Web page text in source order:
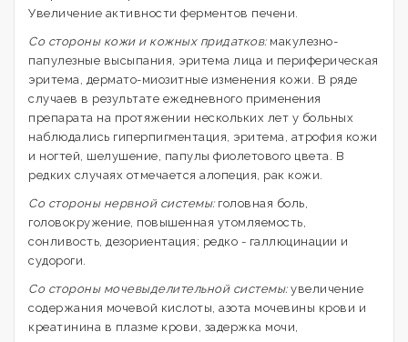
Увеличение активности ферментов печени.
Со стороны кожи и кожных придатков: макулезно-
папулезные высыпания, эритема лица и периферическая
эритема, дермато-миозитные изменения кожи. В ряде
случаев в результате ежедневного применения
препарата на протяжении нескольких лет у больных
наблюдались гиперпигментация, эритема, атрофия кожи
и ногтей, шелушение, папулы фиолетового цвета. В
редких случаях отмечается алопеция, рак кожи.
Со стороны нервной системы: головная боль,
головокружение, повышенная утомляемость,
сонливость, дезориентация; редко - галлюцинации и
судороги.
Со стороны мочевыделительной системы:увеличение
содержания мочевой кислоты, азота мочевины крови и
креатинина в плазме крови, задержка мочи,